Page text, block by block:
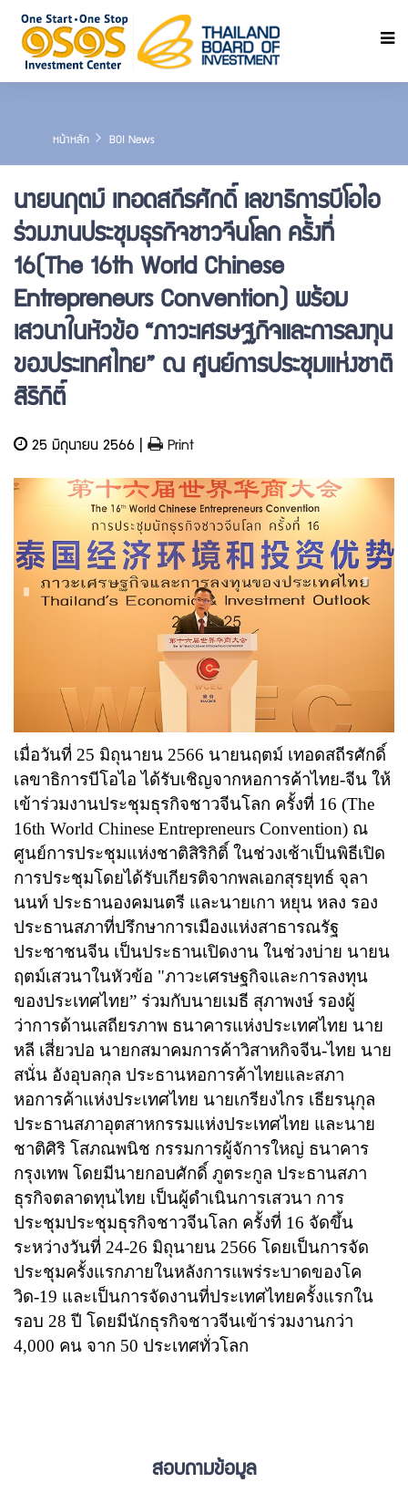
หน้าหลัก BOI News
นายนฤตม์ เทอดสถีรศักดิ์ เลขาธิการบีโอไอ
ร่วมงานประชุมธุรกิจชาวจีนโลก ครั้งที่
16(The 16th World Chinese
Entrepreneurs Convention) พร้อม
เสวนาในหัวข้อ “ภาวะเศรษฐกิจและการลงทุน
ของประเทศไทย” ณ ศูนย์การประชุมแห่งชาติ
สิริกิติ์
25 มิถุนายน 2566 | Print
เมื่อวันที่ 25 มิถุนายน 2566 นายนฤตม์ เทอดสถีรศักดิ์
เลขาธิการบีโอไอ ได้รับเชิญจากหอการค้าไทย-จีน ให้
เข้าร่วมงานประชุมธุรกิจชาวจีนโลก ครั้งที่ 16 (The
16th World Chinese Entrepreneurs Convention) ณ
ศูนย์การประชุมแห่งชาติสิริกิติ์ ในช่วงเช้าเป็นพิธีเปิด
การประชุมโดยได้รับเกียรติจากพลเอกสุรยุทธ์ จุลา
นนท์ ประธานองคมนตรี และนายเกา หยุน หลง รอง
ประธานสภาที่ปรึกษาการเมืองแห่งสาธารณรัฐ
ประชาชนจีน เป็นประธานเปิดงาน ในช่วงบ่าย นายน
ฤตม์เสวนาในหัวข้อ "ภาวะเศรษฐกิจและการลงทุน
ของประเทศไทย” ร่วมกับนายเมธี สุภาพงษ์ รองผู้
ว่าการด้านเสถียรภาพ ธนาคารแห่งประเทศไทย นาย
หลี เสี่ยวปอ นายกสมาคมการค้าวิสาหกิจจีน-ไทย นาย
สนั่น อังอุบลกุล ประธานหอการค้าไทยและสภา
หอการค้าแห่งประเทศไทย นายเกรียงไกร เธียรนุกุล
ประธานสภาอุตสาหกรรมแห่งประเทศไทย และนาย
ชาติศิริ โสภณพนิช กรรมการผู้จัการใหญ่ ธนาคาร
กรุงเทพ โดยมีนายกอบศักดิ์ ภูตระกูล ประธานสภา
ธุรกิจตลาดทุนไทย เป็นผู้ดำเนินการเสวนา การ
ประชุมประชุมธุรกิจชาวจีนโลก ครั้งที่ 16 จัดขึ้น
ระหว่างวันที่ 24-26 มิถุนายน 2566 โดยเป็นการจัด
ประชุมครั้งแรกภายในหลังการแพร่ระบาดของโค
วิด-19 และเป็นการจัดงานที่ประเทศไทยครั้งแรกใน
รอบ 28 ปี โดยมีนักธุรกิจชาวจีนเข้าร่วมงานกว่า
4,000 คน จาก 50 ประเทศทั่วโลก
สอบถามข้อมูล